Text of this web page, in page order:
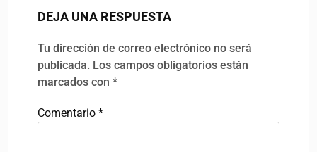
DEJA UNA RESPUESTA
Tu dirección de correo electrónico no será
publicada. Los campos obligatorios están
marcados con *
Comentario *